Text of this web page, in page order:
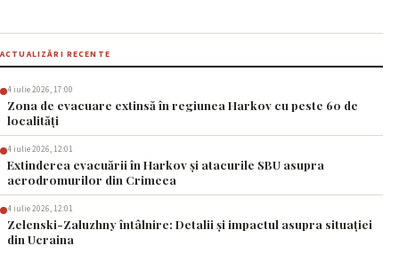
ACTUALIZĂRI RECENTE
4 iulie 2026, 17:00
Zona de evacuare extinsă în regiunea Harkov cu peste 60 de
localități
4 iulie 2026, 12:01
Extinderea evacuării în Harkov și atacurile SBU asupra
aerodromurilor din Crimeea
4 iulie 2026, 12:01
Zelenski-Zaluzhny întâlnire: Detalii și impactul asupra situației
din Ucraina